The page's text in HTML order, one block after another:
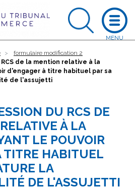
formulaire modification 2
de la mention relative à la
d'engager à titre habituel par sa
de l'assujetti
DU RCS DE
À LA
LE POUVOIR
TITRE HABITUEL
LA
DE L'ASSUJETTI